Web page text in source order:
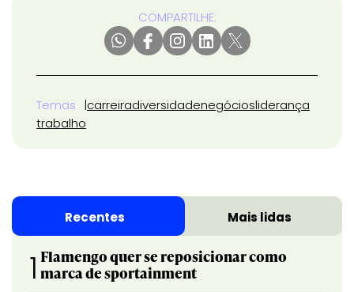
COMPARTILHE:
Temas carreiradiversidadenegóciosliderança
trabalho
Recentes Mais lidas
1 Flamengo quer se reposicionar como
marca de sportainment